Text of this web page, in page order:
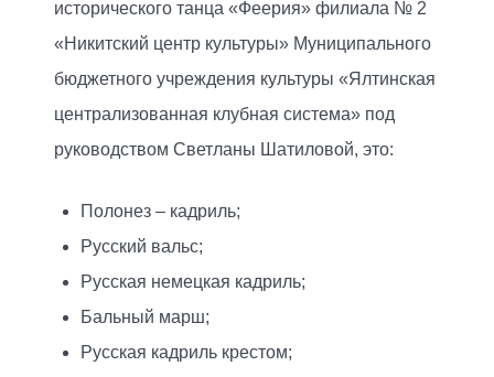
исторического танца «Феерия» филиала № 2
«Никитский центр культуры» Муниципального
бюджетного учреждения культуры «Ялтинская
централизованная клубная система» под
руководством Светланы Шатиловой, это:
Полонез – кадриль;
Русский вальс;
Русская немецкая кадриль;
Бальный марш;
Русская кадриль крестом;